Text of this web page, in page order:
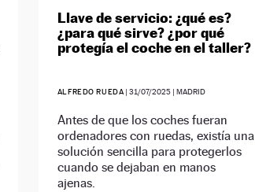
Llave de servicio: ¿qué es?
¿para qué sirve? ¿por qué
protegía el coche en el taller?
ALFREDO RUEDA |31/07/2025 | MADRID
Antes de que los coches fueran
ordenadores con ruedas, existía una
solución sencilla para protegerlos
cuando se dejaban en manos
ajenas.